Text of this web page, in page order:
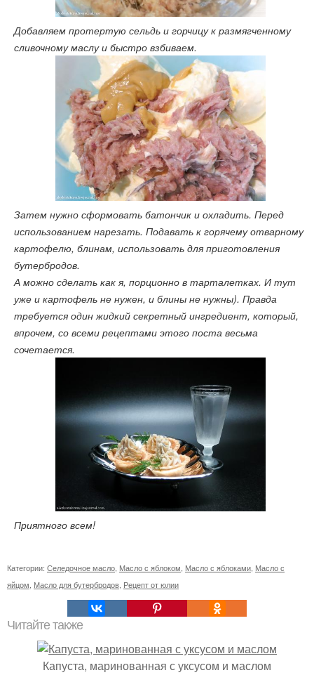
Добавляем протертую сельдь и горчицу к размягченному
сливочному маслу и быстро взбиваем.
Затем нужно сформовать батончик и охладить. Перед
использованием нарезать. Подавать к горячему отварному
картофелю, блинам, использовать для приготовления
бутербродов.
А можно сделать как я, порционно в тарталетках. И тут
уже и картофель не нужен, и блины не нужны). Правда
требуется один жидкий секретный ингредиент, который,
впрочем, со всеми рецептами этого поста весьма
сочетается.
Приятного всем!
Категории: Селедочное масло Масло с яблоком Масло с яблоками Масло с
яйцом Масло для бутербродов Рецепт от юлии
Читайте также
Капуста, маринованная с уксусом и маслом